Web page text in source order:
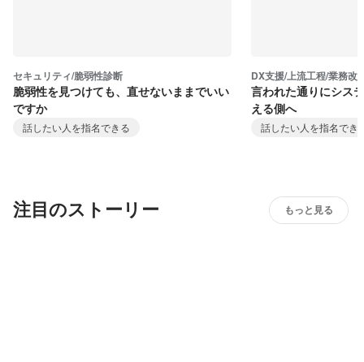
セキュリティ/脆弱性診断
脆弱性を見つけても、直せないままでいい
ですか
話したい人を指名できる
DX支援/上流工程/業務改
言われた通りにシス
える側へ
話したい人を指名でき
注目のストーリー もっと見る